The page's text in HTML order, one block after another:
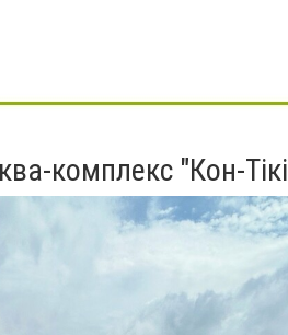
комплекс "Кон-